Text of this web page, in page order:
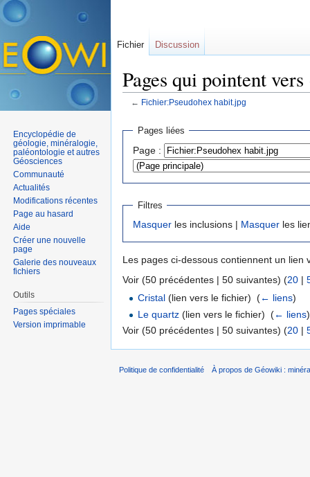
Pages qui pointent
← Fichier:Pseudohex habit.jpg
Pages liées
Page :
Filtres
Masquer les inclusions | Masquer les
Les pages ci-dessous contiennent un lien
Voir (50 précédentes | 50 suivantes) (20 |
Cristal (lien vers le fichier) ‎(← liens)
Le quartz (lien vers le fichier) ‎(← liens)
Voir (50 précédentes | 50 suivantes) (20 |
Fichier Discussion
Encyclopédie de
géologie, minéralogie,
paléontologie et autres
Géosciences
Communauté
Actualités
Modifications récentes
Page au hasard
Aide
Créer une nouvelle
page
Galerie des nouveaux
fichiers
Outils
Pages spéciales
Version imprimable
Politique de confidentialité À propos de Géowiki :